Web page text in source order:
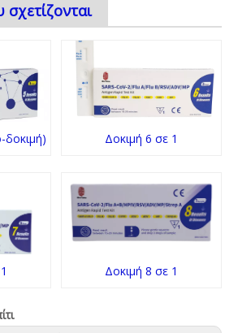
δοκιμή) Δοκιμή 6 σε 1
Δοκιμή 8 σε 1